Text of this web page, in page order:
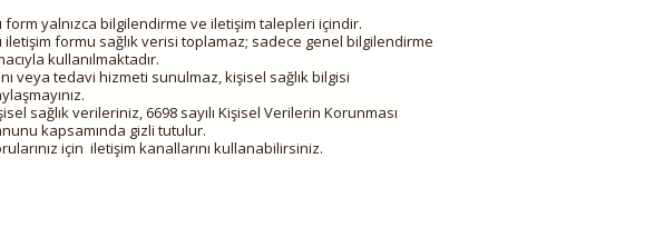
form yalnızca bilgilendirme ve iletişim talepleri içindir.
iletişim formu sağlık verisi toplamaz; sadece genel bilgilendirme
kullanılmaktadır.
veya tedavi hizmeti sunulmaz, kişisel sağlık bilgisi
sağlık verileriniz, 6698 sayılı Kişisel Verilerin Korunması
kapsamında gizli tutulur.
için iletişim kanallarını kullanabilirsiniz.